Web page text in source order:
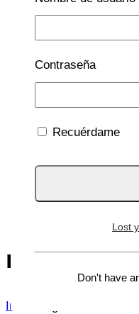
rigidez de
Inicio
Contraseña
Recuérdame
Lost
Don't have